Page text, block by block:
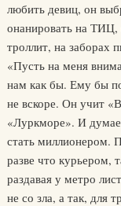
любить девиц, он
онанировать на
троллит, на заборах
«Пусть на меня
нам как бы. Ему бы
не вскоре. Он учит
«Луркморе». И
стать миллионером.
разве что курьером,
раздавая у метро
не со зла, а так, для